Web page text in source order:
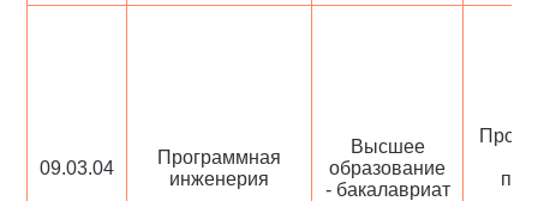
09.03.04
Программная
инженерия
Высшее
образование
- бакалавриат